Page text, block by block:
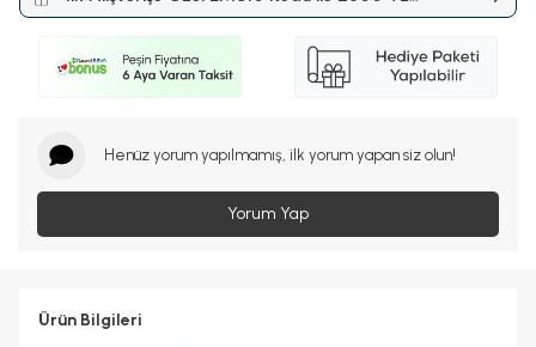
ve Üzerine %10 İndirimKampanyası
Henüz yorum yapılmamış, ilk yorum yapan siz olun!
Yorum Yap
Ürün Bilgileri